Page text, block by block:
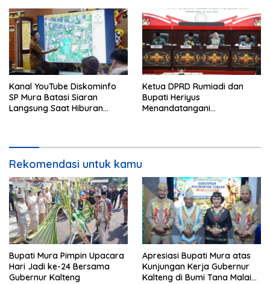
Kanal YouTube Diskominfo
SP Mura Batasi Siaran
Langsung Saat Hiburan
Ketua DPRD Rumiadi dan
Bupati Heriyus
Menandatangani
Rekomendasi untuk kamu
Bupati Mura Pimpin Upacara
Hari Jadi ke-24 Bersama
Gubernur Kalteng
Apresiasi Bupati Mura atas
Kunjungan Kerja Gubernur
Kalteng di Bumi Tana Malai